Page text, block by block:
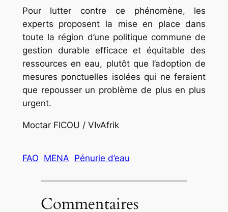
Pour lutter contre ce phénomène, les
experts proposent la mise en place dans
toute la région d’une politique commune de
gestion durable efficace et équitable des
ressources en eau, plutôt que l’adoption de
mesures ponctuelles isolées qui ne feraient
que repousser un problème de plus en plus
urgent.
Moctar FICOU / VIvAfrik
FAO MENA Pénurie d’eau
Commentaires